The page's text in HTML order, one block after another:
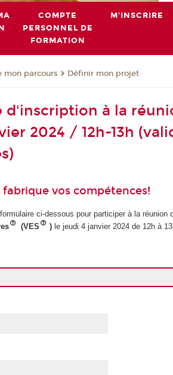
COMPTE
PERSONNEL DE
FORMATION
M'INSCRIRE
mon parcours Définir mon projet
d'inscription à la
2024 / 12h-13h
fabrique vos compétences!
ci-dessous pour participer à la réunion
(VES )le jeudi 4 janvier 2024 de 12h à